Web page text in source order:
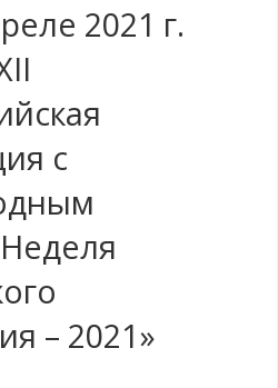
2021 г.
с
– 2021»